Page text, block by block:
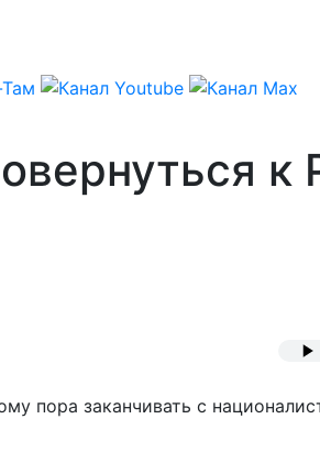
к
пора заканчивать с